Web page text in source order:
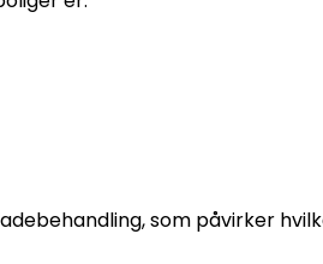
som påvirker